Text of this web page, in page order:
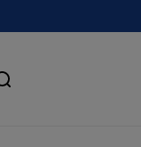
Keresés